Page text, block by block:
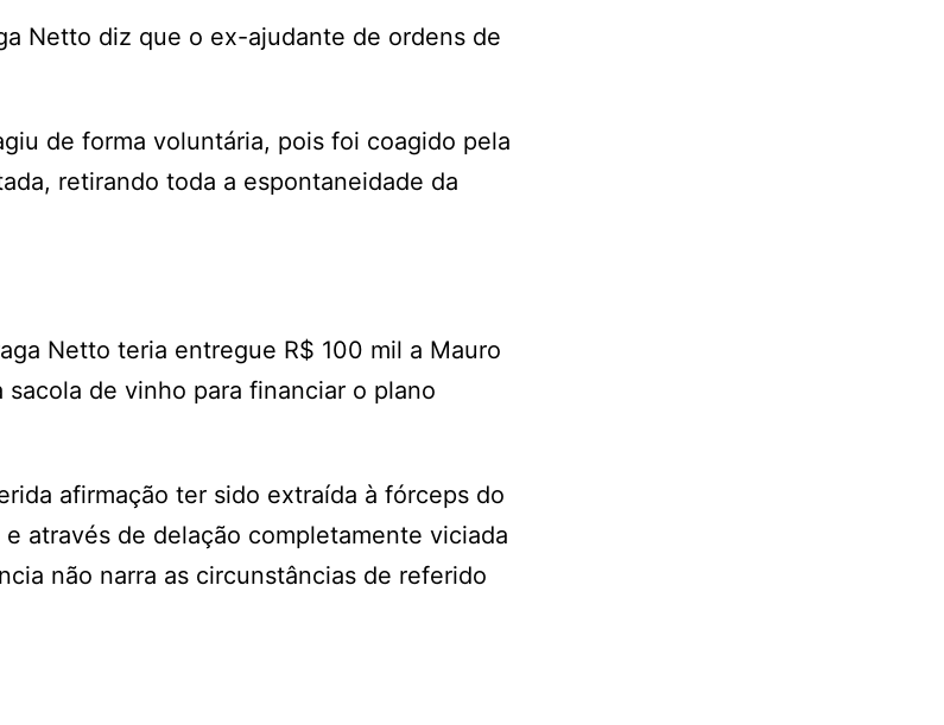
Netto diz que o ex-ajudante de ordens de
de forma voluntária, pois foi coagido pela
retirando toda a espontaneidade da
Netto teria entregue R$ 100 mil a Mauro
de vinho para financiar o plano
afirmação ter sido extraída à fórceps do
através de delação completamente viciada
não narra as circunstâncias de referido